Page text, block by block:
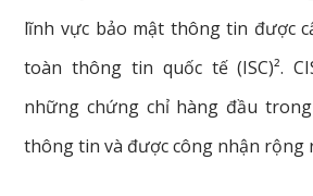
lĩnh vực bảo mật thông tin được
toàn thông tin quốc tế (ISC)².
những chứng chỉ hàng đầu
thông tin và được công nhận rộng